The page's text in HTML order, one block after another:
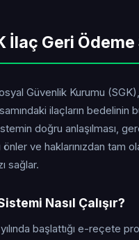
İlaç Geri
Güvenlik Kurumu
ilaçların bedelinin
doğru anlaşılması,
önler ve haklarınızdan tam
sağlar.
Nasıl Çalışır?
başlattığı e-reçete